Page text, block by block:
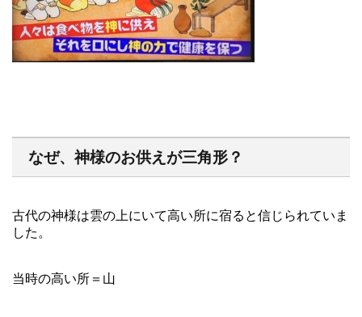
なぜ、神様のお供えが三角形？
古代の神様は雲の上にいて高い所に宿ると信じられていま
した。
当時の高い所＝山